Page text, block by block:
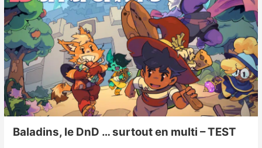
Baladins, le DnD … surtout en multi – TEST